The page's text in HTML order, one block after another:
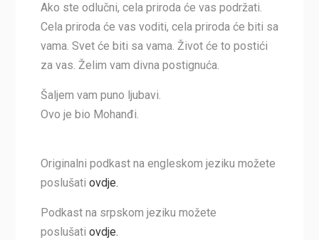
Ako ste odlučni, cela priroda će vas podržati.
Cela priroda će vas voditi, cela priroda će biti sa
vama. Svet će biti sa vama. Život će to postići
za vas. Želim vam divna postignuća.
Šaljem vam puno ljubavi.
Ovo je bio Mohanđi.
Originalni podkast na engleskom jeziku možete
poslušati ovdje.
Podkast na srpskom jeziku možete
poslušati ovdje.